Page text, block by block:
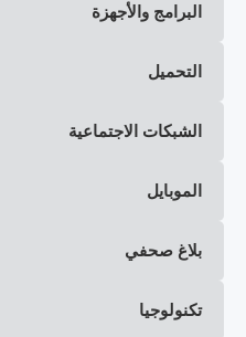
البرامج والأجهزة
التحميل
الشبكات الاجتماعية
الموبايل
بلاغ صحفي
تكنولوجيا